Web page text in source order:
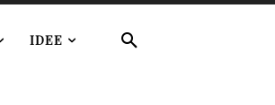
IDEE